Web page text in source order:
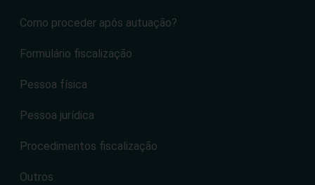
Como proceder após autuação?
Formulário fiscalização
Pessoa física
Pessoa jurídica
Procedimentos fiscalização
Outros